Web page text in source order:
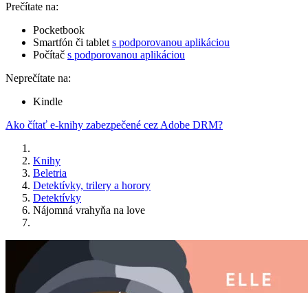
Prečítate na:
Pocketbook
Smartfón či tablet s podporovanou aplikáciou
Počítač s podporovanou aplikáciou
Neprečítate na:
Kindle
Ako čítať e-knihy zabezpečené cez Adobe DRM?
Knihy
Beletria
Detektívky, trilery a horory
Detektívky
Nájomná vrahyňa na love